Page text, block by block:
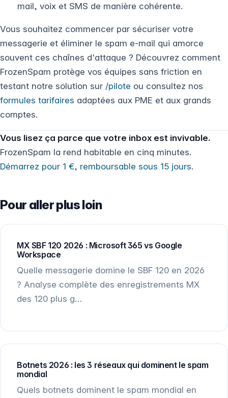
mail, voix et SMS de manière cohérente.
Vous souhaitez commencer par sécuriser votre
messagerie et éliminer le spam e-mail qui amorce
souvent ces chaînes d'attaque ? Découvrez comment
FrozenSpam protège vos équipes sans friction en
testant notre solution sur /pilote ou consultez nos
formules tarifaires adaptées aux PME et aux grands
comptes.
Vous lisez ça parce que votre inbox est invivable.
FrozenSpam la rend habitable en cinq minutes.
Démarrez pour 1 €, remboursable sous 15 jours.
Pour aller plus loin
MX SBF 120 2026 : Microsoft 365 vs Google
Workspace
Quelle messagerie domine le SBF 120 en 2026
? Analyse complète des enregistrements MX
des 120 plus g…
Botnets 2026 : les 3 réseaux qui dominent le spam
mondial
Quels botnets dominent le spam mondial en